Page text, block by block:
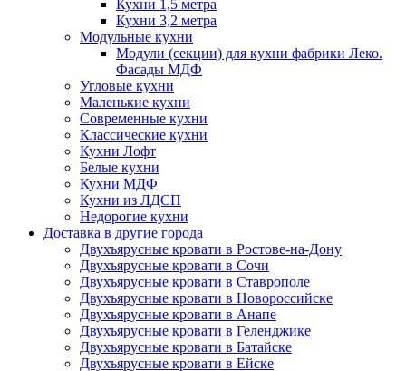
Кухни 1,5 метра
Кухни 3,2 метра
Модульные кухни
Модули (секции) для кухни фабрики Леко.
Фасады МДФ
Угловые кухни
Маленькие кухни
Современные кухни
Классические кухни
Кухни Лофт
Белые кухни
Кухни МДФ
Кухни из ЛДСП
Недорогие кухни
Доставка в другие города
Двухъярусные кровати в Ростове-на-Дону
Двухъярусные кровати в Сочи
Двухъярусные кровати в Ставрополе
Двухъярусные кровати в Новороссийске
Двухъярусные кровати в Анапе
Двухъярусные кровати в Геленджике
Двухъярусные кровати в Батайске
Двухъярусные кровати в Ейске